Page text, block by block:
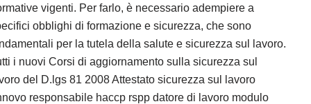
vigenti. Per farlo, è necessario adempiere a
obblighi di formazione e sicurezza, che sono
per la tutela della salute e sicurezza sul lavoro.
i nuovi Corsi di aggiornamento sulla sicurezza sul
del D.lgs 81 2008 Attestato sicurezza sul lavoro
responsabile haccp rspp datore di lavoro modulo